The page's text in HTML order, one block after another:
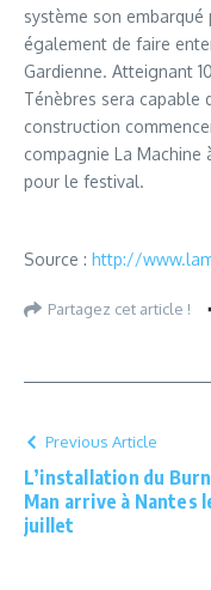
système son
également de faire
Gardienne. Atteignant
Ténèbres sera capable
construction
compagnie La Machine
pour le festival.
Source : http://
Partagez cet article !
Previous Article
L’installation du
Man arrive à Nantes
juillet